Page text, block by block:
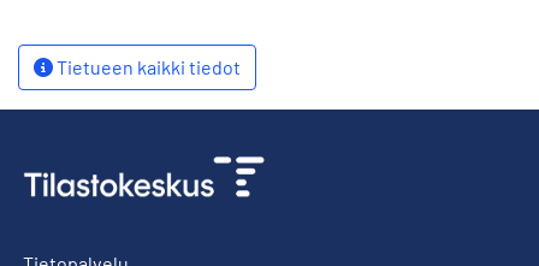
Tietueen kaikki tiedot